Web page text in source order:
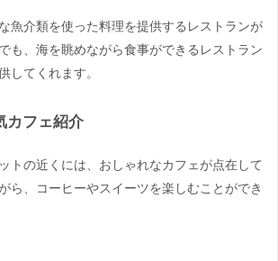
魚介類を使った料理を提供するレストランが
も、海を眺めながら食事ができるレストラン
してくれます。
カフェ紹介
トの近くには、おしゃれなカフェが点在して
ら、コーヒーやスイーツを楽しむことができ